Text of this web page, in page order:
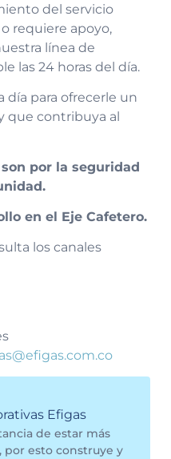
del servicio
requiere apoyo,
línea de
las 24 horas del día.
día para ofrecerle un
que contribuya al
por la seguridad
en el Eje Cafetero.
los canales
Efigas
de estar más
por esto construye y